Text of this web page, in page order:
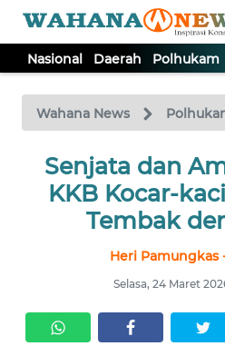
Nasional Daerah Polhukam
Wahana News
Senjata dan
KKB Kocar-
Tembak
Heri Pamungkas
Selasa, 24 Maret
TV
Tutup
NASIONAL
KRIMINAL